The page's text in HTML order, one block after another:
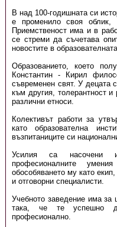
В над 100-годишната си
е променило своя облик,
Приемственост има и в
се стреми да съчетава
новостите в
Образованието, което
Константин - Кирил
съвременен свят. У децата
към другия, толерантност
различни етноси.
Колективът работи за
като образователна
възпитаниците си
Усилия са насочени
професионалните
обособяването му като
и отговорни специалисти.
Учебното заведение има за
така, че те успешно
професионално.